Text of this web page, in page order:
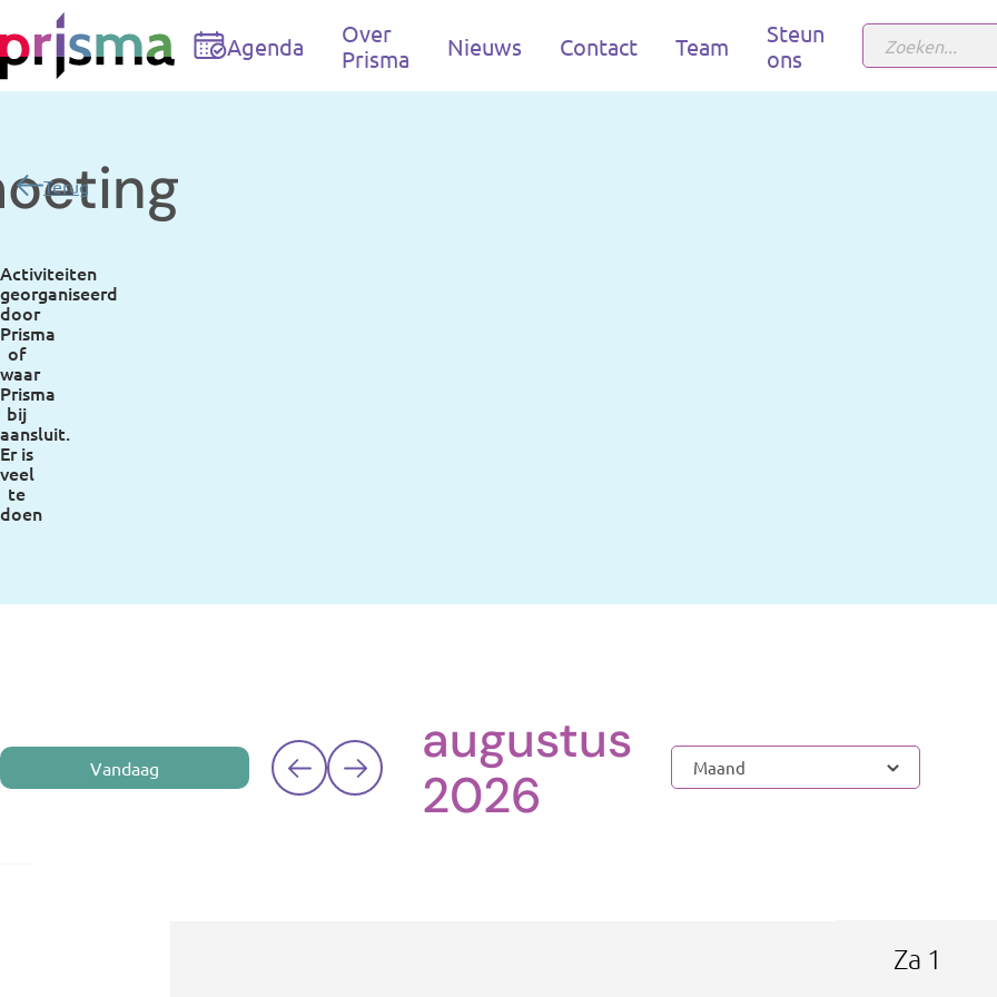
Agenda
Over
Prisma
Nieuws Contact Team
Steun
ons
Terug
Activiteiten
georganiseerd
door
Prisma
of
waar
Prisma
bij
aansluit.
Er is
veel
te
doen
Vandaag
augustus
2026
Za 1